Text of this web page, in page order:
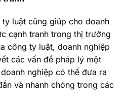
luật cũng giúp cho doanh
cạnh tranh trong thị trường
công ty luật, doanh nghiệp
các vấn đề pháp lý một
nghiệp có thể đưa ra
và nhanh chóng trong các